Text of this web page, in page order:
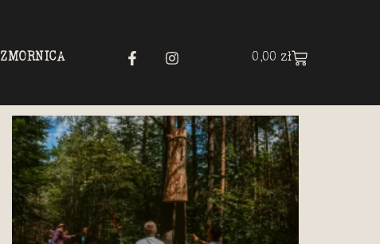
ZMORNICA 0,00 zł